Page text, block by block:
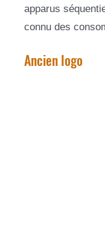
apparus
connu des
Ancien logo